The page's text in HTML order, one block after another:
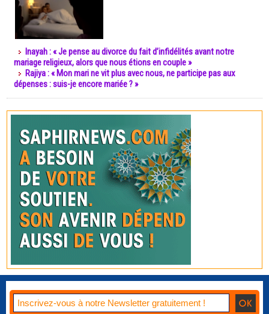
Inayah : « Je pense au divorce du fait d’infidélités avant notre
mariage religieux, alors que nous étions en couple »
Rajiya : « Mon mari ne vit plus avec nous, ne participe pas aux
dépenses : suis-je encore mariée ? »